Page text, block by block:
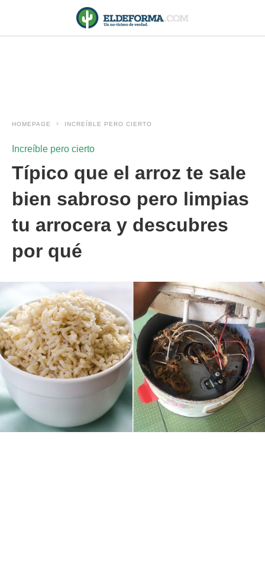
HOMEPAGE INCREÍBLE PERO CIERTO
Increíble pero cierto
Típico que el arroz te sale
bien sabroso pero limpias
tu arrocera y descubres
por qué